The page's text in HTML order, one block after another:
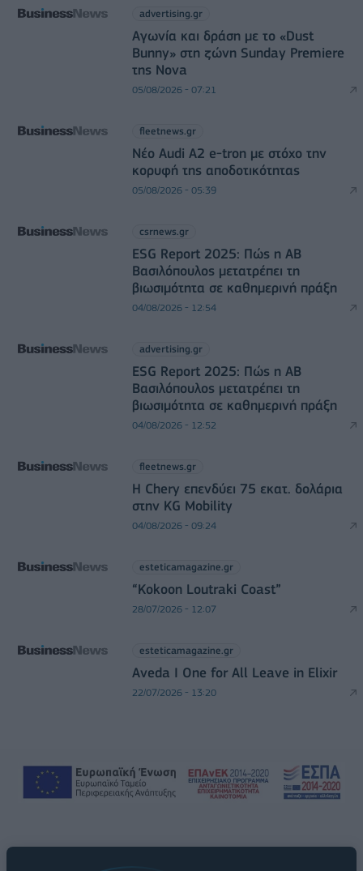
advertising.gr
Αγωνία και δράση με το «Dust
Bunny» στη ζώνη Sunday Premiere
της Nova
05/08/2026 - 07:21
fleetnews.gr
Νέο Audi A2 e-tron με στόχο την
κορυφή της αποδοτικότητας
05/08/2026 - 05:39
csrnews.gr
ESG Report 2025: Πώς η ΑΒ
Βασιλόπουλος μετατρέπει τη
βιωσιμότητα σε καθημερινή πράξη
04/08/2026 - 12:54
advertising.gr
ESG Report 2025: Πώς η ΑΒ
Βασιλόπουλος μετατρέπει τη
βιωσιμότητα σε καθημερινή πράξη
04/08/2026 - 12:52
fleetnews.gr
Η Chery επενδύει 75 εκατ. δολάρια
στην KG Mobility
04/08/2026 - 09:24
esteticamagazine.gr
“Kokoon Loutraki Coast”
28/07/2026 - 12:07
esteticamagazine.gr
Aveda I One for All Leave in Elixir
22/07/2026 - 13:20